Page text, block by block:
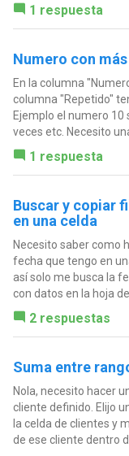
1 respuesta
Numero con
En la columna
columna "Repetido"
Ejemplo el numero 10
veces etc. Necesito
1 respuesta
Buscar y copiar
en una celda
Necesito saber como
fecha que tengo en
así solo me busca la
con datos en la hoja
2 respuestas
Suma entre
Nola, necesito hacer
cliente definido. Elijo
la celda de clientes y
de ese cliente dentro